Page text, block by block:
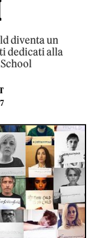
diventa un
dedicati alla